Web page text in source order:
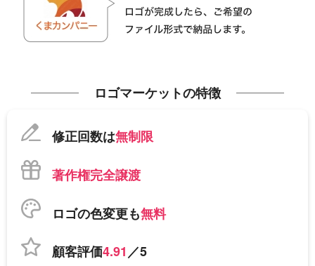
ロゴマーケットの特徴
修正回数は無制限
著作権完全譲渡
ロゴの色変更も無料
顧客評価4.91／5